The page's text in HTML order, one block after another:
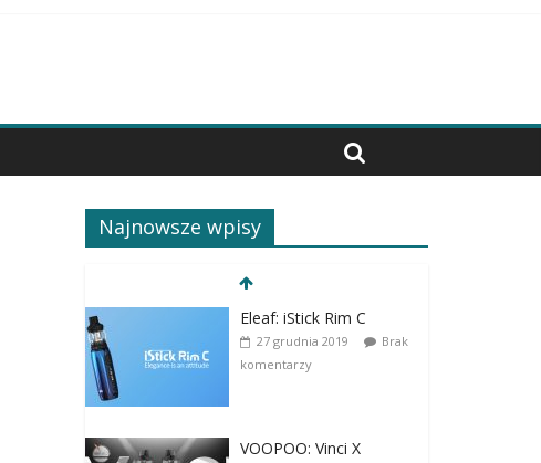
Najnowsze wpisy
Eleaf: iStick Rim C
27 grudnia 2019
Brak
komentarzy
VOOPOO: Vinci X